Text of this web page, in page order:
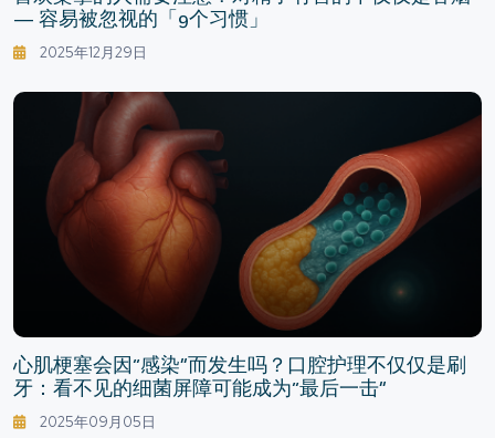
— 容易被忽视的「9个习惯」
2025年12月29日
心肌梗塞会因“感染”而发生吗？口腔护理不仅仅是刷
牙：看不见的细菌屏障可能成为“最后一击”
2025年09月05日